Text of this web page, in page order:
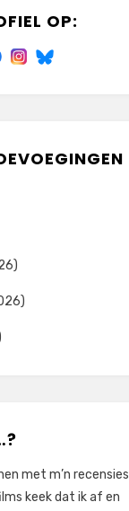
OP:
met m’n recensies
keek dat ik af en